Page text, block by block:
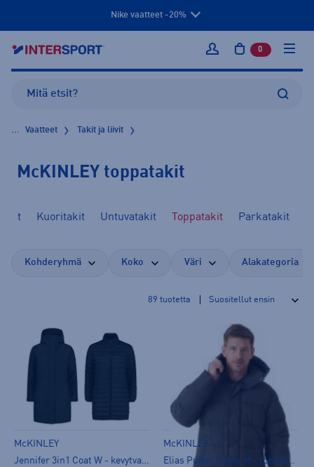
Nike vaatteet -20%
Kirjaudu sisään
0 tuotetta
... Vaatteet Takit ja liivit
McKINLEY toppatakit
Kuoritakit Untuvatakit Toppatakit Parkatakit
Kohderyhmä Koko Väri Alakategoria
89 tuotetta
McKINLEY
Jennifer 3in1 Coat W - kevytvanutakki
McKINLEY
Elias Puffer Parka M - toppatakki